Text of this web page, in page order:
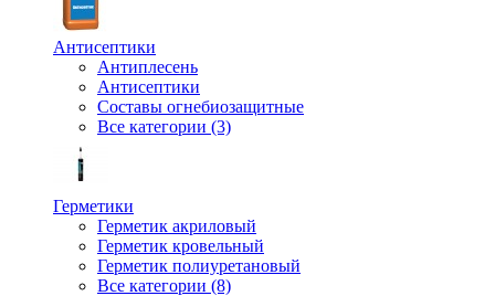
Антисептики
Антиплесень
Антисептики
Составы огнебиозащитные
Все категории (3)
Герметики
Герметик акриловый
Герметик кровельный
Герметик полиуретановый
Все категории (8)